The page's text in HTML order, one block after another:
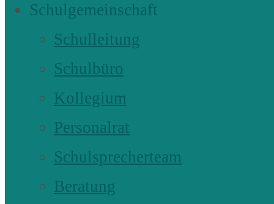
Schulgemeinschaft
Schulleitung
Schulbüro
Kollegium
Personalrat
Schulsprecherteam
Beratung